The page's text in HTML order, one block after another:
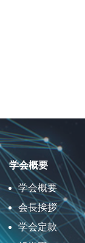
学会概要
学会概要
会長挨拶
学会定款